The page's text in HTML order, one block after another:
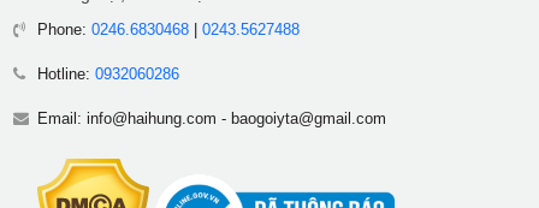
Phone: 0246.6830468| 0243.5627488
Hotline: 0932060286
Email: info@haihung.com - baogoiyta@gmail.com